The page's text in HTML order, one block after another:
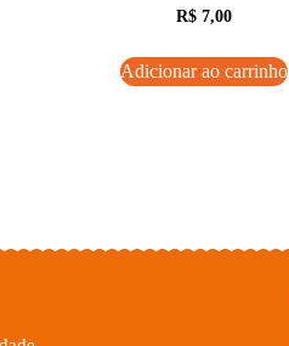
R$7,00
Adicionar ao carrinho